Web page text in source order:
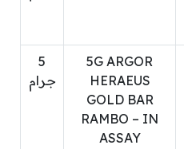
5G ARGOR
HERAEUS
GOLD BAR
RAMBO – IN
ASSAY
5
جرام